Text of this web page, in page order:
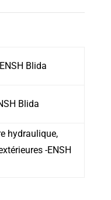
Blida
Blida
hydraulique,
-ENSH